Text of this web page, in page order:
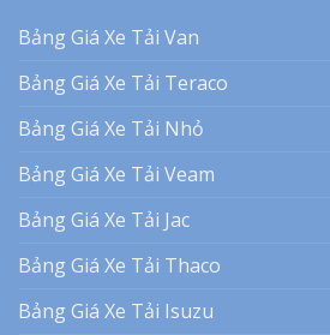
Bảng Giá Xe Tải Van
Bảng Giá Xe Tải Teraco
Bảng Giá Xe Tải Nhỏ
Bảng Giá Xe Tải Veam
Bảng Giá Xe Tải Jac
Bảng Giá Xe Tải Thaco
Bảng Giá Xe Tải Isuzu